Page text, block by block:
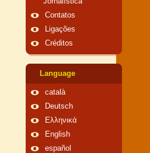
Contatos
Ligações
Créditos
Language
català
Deutsch
Ελληνικά
English
español